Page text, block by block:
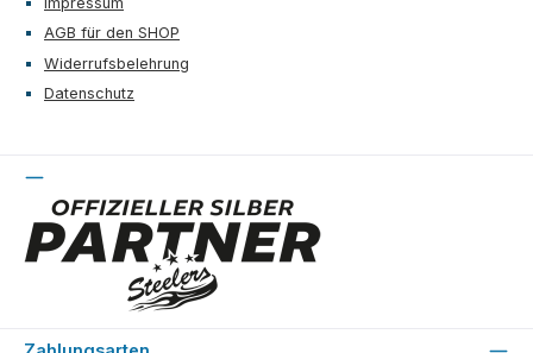
AGB für den SHOP
Widerrufsbelehrung
Datenschutz